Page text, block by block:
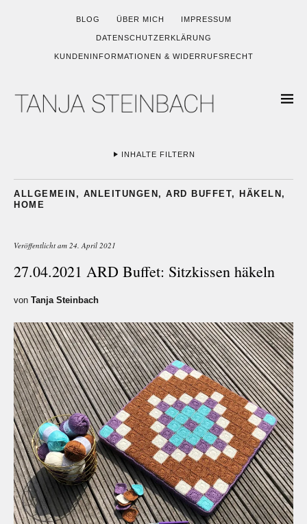
BLOG ÜBER MICH IMPRESSUM
DATENSCHUTZERKLÄRUNG
KUNDENINFORMATIONEN & WIDERRUFSRECHT
INHALTE FILTERN
ALLGEMEIN , ANLEITUNGEN , ARD BUFFET, HÄKELN ,
HOME
Veröffentlicht am 24. April 2021
27.04.2021 ARD Buffet: Sitzkissen häkeln
von Tanja Steinbach